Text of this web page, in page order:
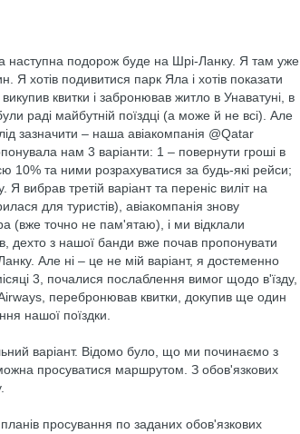
подорож буде на Шрі-Ланку. Я там уже
Я хотів подивитися парк Яла і хотів показати
квитки і забронював житло в Унаватуні, в
раді майбутній поїздці (а може й не всі). Але
зазначити – наша авіакомпанія @Qatar
нам 3 варіанти: 1 – повернути гроші в
10% та ними розрахуватися за будь-які рейси;
вибрав третій варіант та переніс виліт на
для туристів), авіакомпанія знову
(вже точно не пам'ятаю), і ми відклали
дехто з нашої банди вже почав пропонувати
Але ні – це не мій варіант, я достеменно
3, почалися послаблення вимог щодо в'їзду,
перебронював квитки, докупив ще один
нашої поїздки.
варіант. Відомо було, що ми починаємо з
можна просуватися маршрутом. З обов'язкових
планів просування по заданих обов'язкових